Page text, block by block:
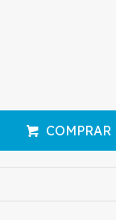
COMPRAR